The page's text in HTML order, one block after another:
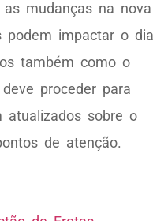
mudanças na nova
impactar o dia
também como o
proceder para
atualizados sobre o
de atenção.